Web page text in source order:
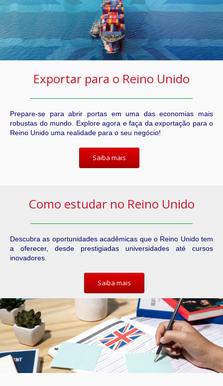
Exportar para o Reino Unido
Prepare-se para abrir portas em uma das economias mais
robustas do mundo. Explore agora e faça da exportação para o
Reino Unido uma realidade para o seu negócio!
Saiba mais
Como estudar no Reino Unido
Descubra as oportunidades acadêmicas que o Reino Unido tem
a oferecer, desde prestigiadas universidades até cursos
inovadores.
Saiba mais